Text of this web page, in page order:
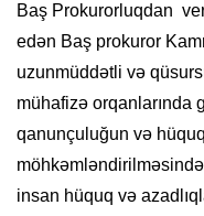
Baş Prokurorluqdan
edən Baş prokuror
uzunmüddətli və
mühafizə orqanlarında
qanunçuluğun və hüquq
insan hüquq və